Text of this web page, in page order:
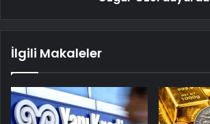
İlgili Makaleler